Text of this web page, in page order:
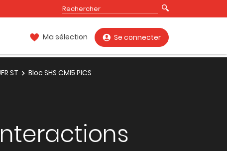
Ma sélection Se connecter
ST
Bloc SHS CMI5 PICS